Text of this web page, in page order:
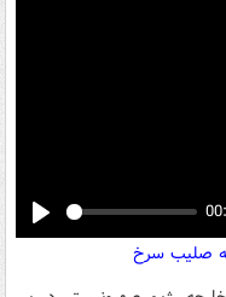
Play
صلیب سرخ